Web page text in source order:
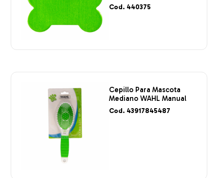
Cod. 440375
Cepillo Para Mascota
Mediano WAHL Manual
Cod. 43917845487